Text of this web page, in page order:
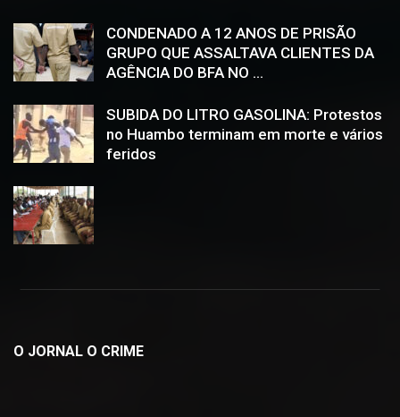
CONDENADO A 12 ANOS DE PRISÃO
GRUPO QUE ASSALTAVA CLIENTES DA
AGÊNCIA DO BFA NO ...
SUBIDA DO LITRO GASOLINA: Protestos
no Huambo terminam em morte e vários
feridos
O JORNAL O CRIME